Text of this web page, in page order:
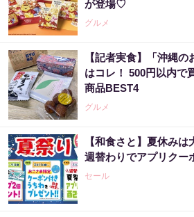
が登場♡
グルメ
【記者実食】「沖縄
はコレ！ 500円以内で
商品BEST4
グルメ
【和食さと】夏休みは
週替わりでアプリクー
セール